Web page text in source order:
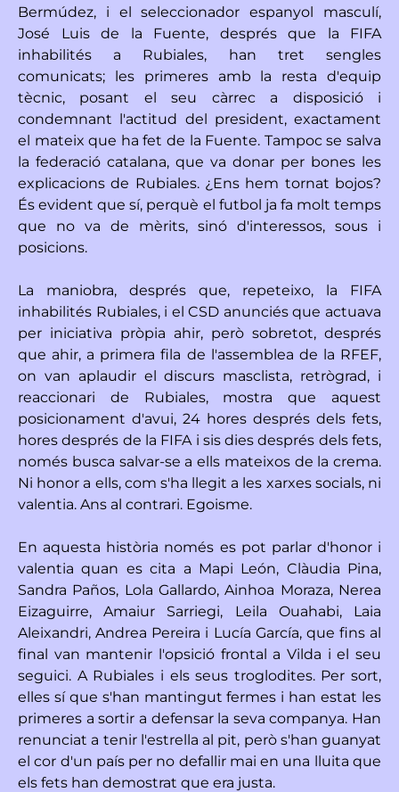
Bermúdez, i el seleccionador espanyol masculí,
José Luis de la Fuente, després que la FIFA
inhabilités a Rubiales, han tret sengles
comunicats; les primeres amb la resta d'equip
tècnic, posant el seu càrrec a disposició i
condemnant l'actitud del president, exactament
el mateix que ha fet de la Fuente. Tampoc se salva
la federació catalana, que va donar per bones les
explicacions de Rubiales. ¿Ens hem tornat bojos?
És evident que sí, perquè el futbol ja fa molt temps
que no va de mèrits, sinó d'interessos, sous i
posicions.
La maniobra, després que, repeteixo, la FIFA
inhabilités Rubiales, i el CSD anunciés que actuava
per iniciativa pròpia ahir, però sobretot, després
que ahir, a primera fila de l'assemblea de la RFEF,
on van aplaudir el discurs masclista, retrògrad, i
reaccionari de Rubiales, mostra que aquest
posicionament d'avui, 24 hores després dels fets,
hores després de la FIFA i sis dies després dels fets,
només busca salvar-se a ells mateixos de la crema.
Ni honor a ells, com s'ha llegit a les xarxes socials, ni
valentia. Ans al contrari. Egoisme.
En aquesta història només es pot parlar d'honor i
valentia quan es cita a Mapi León, Clàudia Pina,
Sandra Paños, Lola Gallardo, Ainhoa Moraza, Nerea
Eizaguirre, Amaiur Sarriegi, Leila Ouahabi, Laia
Aleixandri, Andrea Pereira i Lucía García, que fins al
final van mantenir l'opsició frontal a Vilda i el seu
seguici. A Rubiales i els seus troglodites. Per sort,
elles sí que s'han mantingut fermes i han estat les
primeres a sortir a defensar la seva companya. Han
renunciat a tenir l'estrella al pit, però s'han guanyat
el cor d'un país per no defallir mai en una lluita que
els fets han demostrat que era justa.